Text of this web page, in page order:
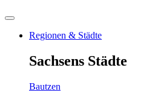
Regionen & Städte
Sachsens Städte
Bautzen